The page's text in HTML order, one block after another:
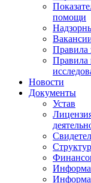
помощи
Правила
Правила
Новости
Документы
Устав